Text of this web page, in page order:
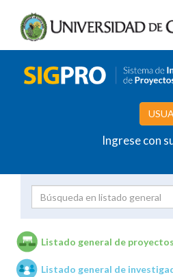
Ingrese con
Unidades de investigación
Listado general de proyectos
Listado general de